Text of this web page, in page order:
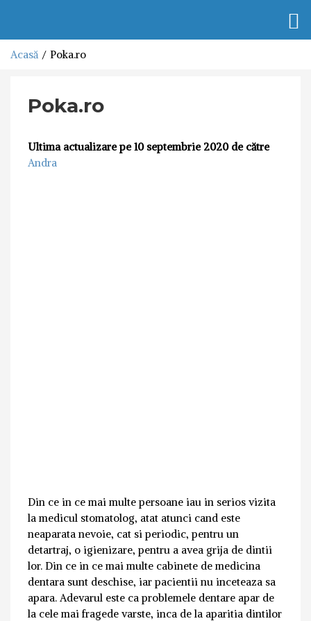
Acasă Poka.ro
Poka.ro
Ultima actualizare pe 10 septembrie 2020 de către
Andra
Din ce in ce mai multe persoane iau in serios vizita
la medicul stomatolog, atat atunci cand este
neaparata nevoie, cat si periodic, pentru un
detartraj, o igienizare, pentru a avea grija de dintii
lor. Din ce in ce mai multe cabinete de medicina
dentara sunt deschise, iar pacientii nu inceteaza sa
apara. Adevarul este ca problemele dentare apar de
la cele mai fragede varste, inca de la aparitia dintilor